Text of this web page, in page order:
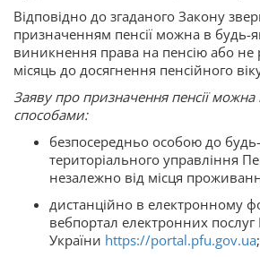
Відповідно до згаданого Закону
призначенням пенсії можна в будь-
виникнення права на пенсію або не
місяць до досягнення пенсійного
Заяву про призначення пенсії
способами:
безпосередньо особою до
територіального управління
незалежно від місця
дистанційно в електронному
вебпортал електронних
України https://portal.pfu.gov.ua;